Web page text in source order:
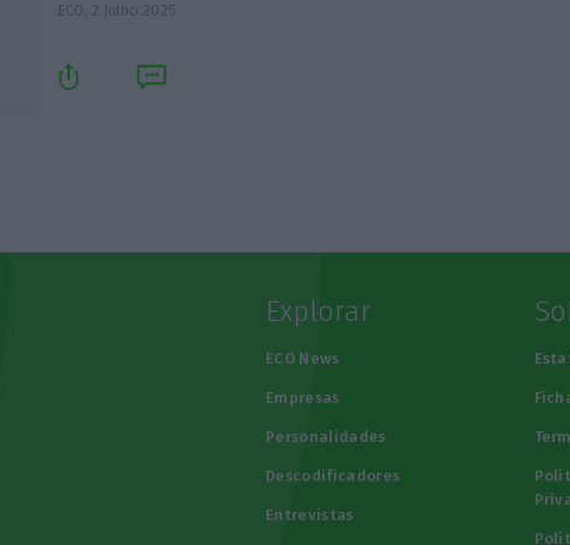
ECO, 2 Julho 2025
Explorar
ECO News
Empresas
Personalidades
Descodificadores
Entrevistas